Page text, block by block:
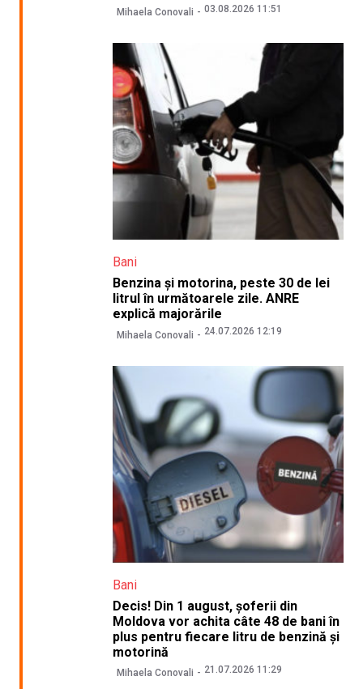
Mihaela Conovali 03.08.2026 11:51
Bani
Benzina și motorina, peste 30 de lei
litrul în următoarele zile. ANRE
explică majorările
Mihaela Conovali 24.07.2026 12:19
Bani
Decis! Din 1 august, șoferii din
Moldova vor achita câte 48 de bani în
plus pentru fiecare litru de benzină și
motorină
Mihaela Conovali 21.07.2026 11:29